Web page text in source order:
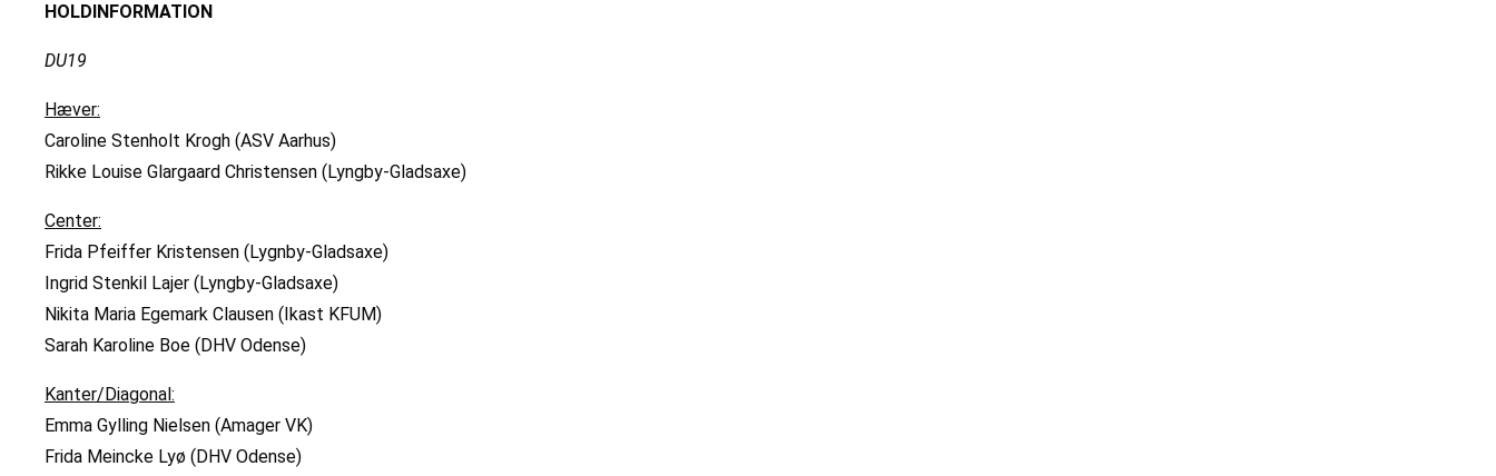
HOLDINFORMATION
DU19
Hæver:
Caroline Stenholt Krogh (ASV Aarhus)
Rikke Louise Glargaard Christensen (Lyngby-Gladsaxe)
Center:
Frida Pfeiffer Kristensen (Lygnby-Gladsaxe)
Ingrid Stenkil Lajer (Lyngby-Gladsaxe)
Nikita Maria Egemark Clausen (Ikast KFUM)
Sarah Karoline Boe (DHV Odense)
Kanter/Diagonal:
Emma Gylling Nielsen (Amager VK)
Frida Meincke Lyø (DHV Odense)